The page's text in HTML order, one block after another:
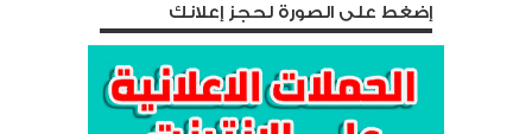
إضغط على الصورة لحجز إعلانك